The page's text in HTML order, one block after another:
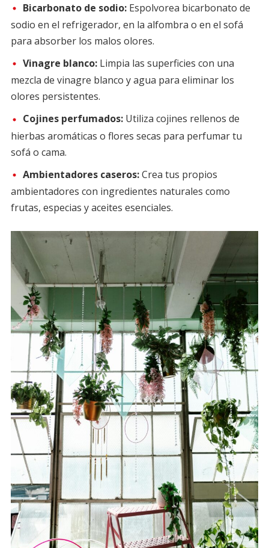
Bicarbonato de sodio:Espolvorea bicarbonato de
sodio en el refrigerador, en la alfombra o en el sofá
para absorber los malos olores.
Vinagre blanco:Limpia las superficies con una
mezcla de vinagre blanco y agua para eliminar los
olores persistentes.
Cojines perfumados:Utiliza cojines rellenos de
hierbas aromáticas o flores secas para perfumar tu
sofá o cama.
Ambientadores caseros:Crea tus propios
ambientadores con ingredientes naturales como
frutas, especias y aceites esenciales.